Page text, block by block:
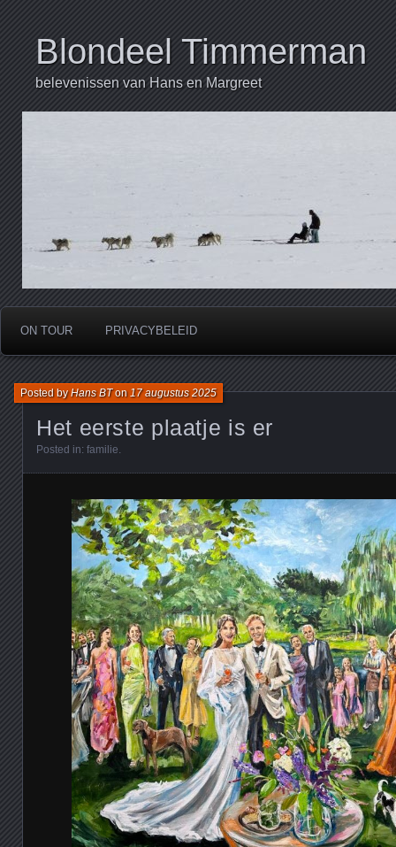
Blondeel Timmerman
belevenissen van Hans en Margreet
ON TOUR PRIVACYBELEID
Het eerste plaatje is er
Posted byHans BTon17 augustus 2025
Posted in: familie.